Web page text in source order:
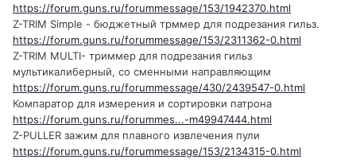
https://forum.guns.ru/forummessage/153/1942370.html
Z-TRIM Simple - бюджетный трммер для подрезания гильз.
https://forum.guns.ru/forummessage/153/2311362-0.html
Z-TRIM MULTI- триммер для подрезания гильз
мультикалиберный, со сменными направляющим
https://forum.guns.ru/forummessage/430/2439547-0.html
Компаратор для измерения и сортировки патрона
https://forum.guns.ru/forummes...-m49947444.html
Z-PULLER зажим для плавного извлечения пули
https://forum.guns.ru/forummessage/153/2134315-0.html